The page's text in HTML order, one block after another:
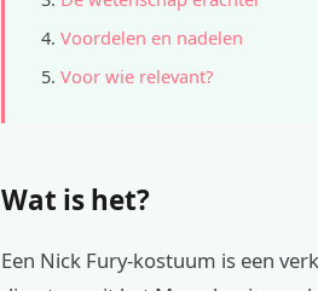
Voordelen en nadelen
Voor wie relevant?
Wat is het?
Een Nick Fury-kostuum is een